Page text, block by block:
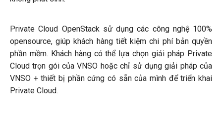
Private Cloud OpenStack sử dụng các công nghệ 100%
opensource, giúp khách hàng tiết kiệm chi phí bản quyền
phần mềm. Khách hàng có thể lựa chọn giải pháp Private
Cloud trọn gói của VNSO hoặc chỉ sử dụng giải pháp của
VNSO + thiết bị phần cứng có sẵn của mình để triển khai
Private Cloud.